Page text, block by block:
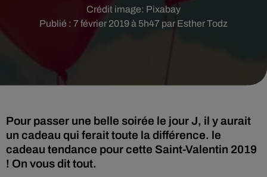
Publié : 7 février 2019 à 5h47 par Esther Todz
Crédit image: Pixabay
Pour passer une belle soirée le jour J, il y aurait
un cadeau qui ferait toute la différence. le
cadeau tendance pour cette Saint-Valentin 2019
! On vous dit tout.